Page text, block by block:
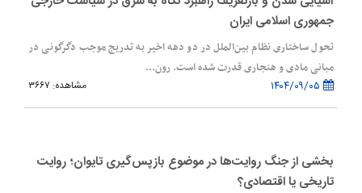
جمهوری اسلامی ایران
تحول ساختاری نظام بین‌الملل در دو دهه اخیر به تدریج موجب دگرگونی در
مبانی مادی و هنجاری قدرت شده است. رون...
مشاهده: ۳۶۶۷
بخشی از جنگ روایت‌ها در موضوع بازپس‌گیری تایوان؛ روایت
تاریخی یا اقتصادی؟